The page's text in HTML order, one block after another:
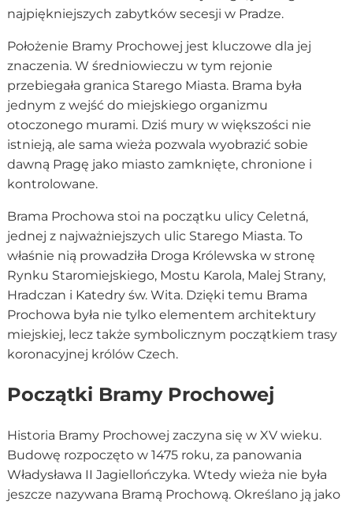
najpiękniejszych zabytków secesji w Pradze.
Położenie Bramy Prochowej jest kluczowe dla jej
znaczenia. W średniowieczu w tym rejonie
przebiegała granica Starego Miasta. Brama była
jednym z wejść do miejskiego organizmu
otoczonego murami. Dziś mury w większości nie
istnieją, ale sama wieża pozwala wyobrazić sobie
dawną Pragę jako miasto zamknięte, chronione i
kontrolowane.
Brama Prochowa stoi na początku ulicy Celetná,
jednej z najważniejszych ulic Starego Miasta. To
właśnie nią prowadziła Droga Królewska w stronę
Rynku Staromiejskiego, Mostu Karola, Malej Strany,
Hradczan i Katedry św. Wita. Dzięki temu Brama
Prochowa była nie tylko elementem architektury
miejskiej, lecz także symbolicznym początkiem trasy
koronacyjnej królów Czech.
Początki Bramy Prochowej
Historia Bramy Prochowej zaczyna się w XV wieku.
Budowę rozpoczęto w 1475 roku, za panowania
Władysława II Jagiellończyka. Wtedy wieża nie była
jeszcze nazywana Bramą Prochową. Określano ją jako